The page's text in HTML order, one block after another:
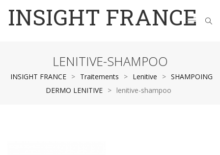
INSIGHT FRANCE
LENITIVE-SHAMPOO
INSIGHT FRANCE > Traitements > Lenitive > SHAMPOING
DERMO LENITIVE > lenitive-shampoo